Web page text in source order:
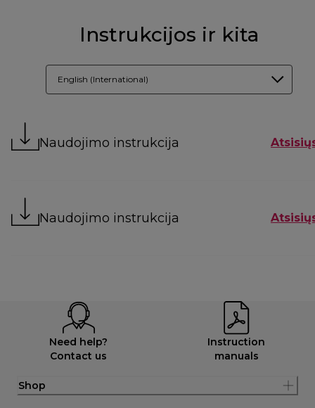
Instrukcijos ir kita
English (International)
Naudojimo instrukcija
Naudojimo instrukcija
Need help?
Contact us
Instruction
manuals
Shop